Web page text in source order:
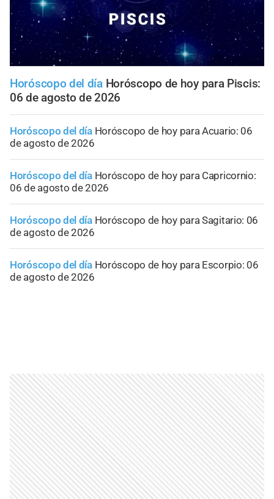
Horóscopo del día Horóscopo de hoy para Piscis:
06 de agosto de 2026
Horóscopo del día Horóscopo de hoy para Acuario: 06
de agosto de 2026
Horóscopo del día Horóscopo de hoy para Capricornio:
06 de agosto de 2026
Horóscopo del día Horóscopo de hoy para Sagitario: 06
de agosto de 2026
Horóscopo del día Horóscopo de hoy para Escorpio: 06
de agosto de 2026